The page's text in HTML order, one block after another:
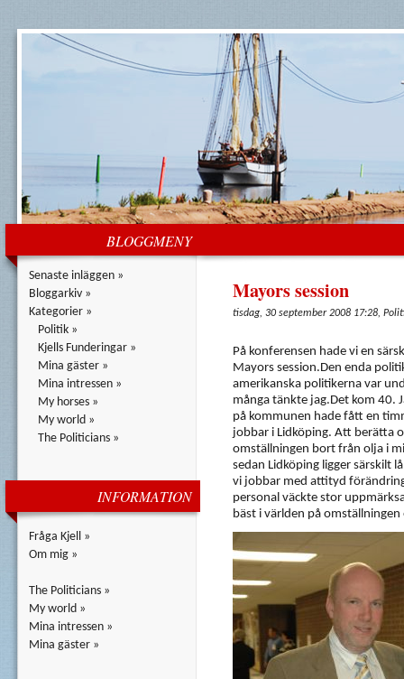
BLOGGMENY
Senaste inläggen »
Bloggarkiv »
Kategorier »
Politik »
Kjells Funderingar »
Mina gäster »
Mina intressen »
My horses »
My world »
The Politicians »
INFORMATION
Fråga Kjell »
Om mig »
The Politicians »
My world »
Mina intressen »
Mina gäster »
Mayors session
tisdag, 30 september 2008 17:28,
På konferensen hade vi en
Mayors session.Den enda
amerikanska politikerna var
många tänkte jag.Det kom 40.
på kommunen hade fått en
jobbar i Lidköping. Att berätta
omställningen bort från olja i
sedan Lidköping ligger särskilt
vi jobbar med attityd
personal väckte stor
bäst i världen på